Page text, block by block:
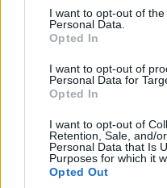
Please note that this
services and may gather
not limited to your visit or
use your data for below
consent section.
I want to opt-out of
Personal Data.
Opted In
I want to opt-out of
Personal Data for
Opted In
I want to opt-out of
Retention, Sale, and/
Personal Data that Is
Purposes for which it
Opted Out